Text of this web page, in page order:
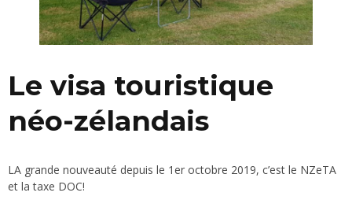
Le visa touristique
néo-zélandais
LA grande nouveauté depuis le 1er octobre 2019, c’est le NZeTA
et la taxe DOC!